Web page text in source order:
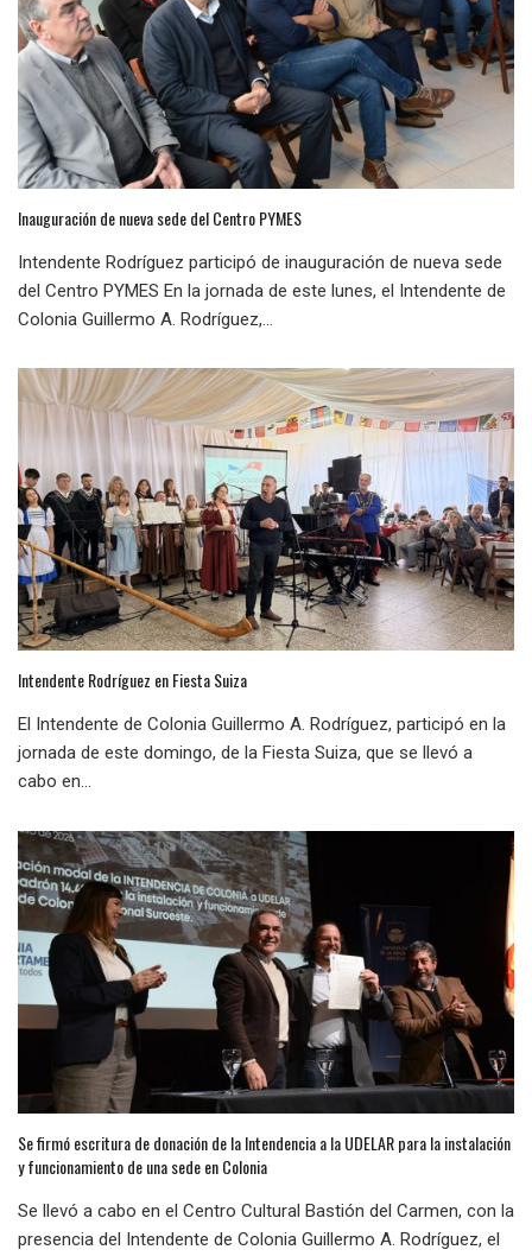
Inauguración de nueva sede del Centro PYMES
Intendente Rodríguez participó de inauguración de nueva sede
del Centro PYMES En la jornada de este lunes, el Intendente de
Colonia Guillermo A. Rodríguez,...
Intendente Rodríguez en Fiesta Suiza
El Intendente de Colonia Guillermo A. Rodríguez, participó en la
jornada de este domingo, de la Fiesta Suiza, que se llevó a
cabo en...
Se firmó escritura de donación de la Intendencia a la UDELAR para la instalación
y funcionamiento de una sede en Colonia
Se llevó a cabo en el Centro Cultural Bastión del Carmen, con la
presencia del Intendente de Colonia Guillermo A. Rodríguez, el